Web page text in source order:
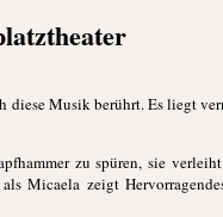
diese Musik berührt. Es liegt
zu spüren, sie
Micaela zeigt